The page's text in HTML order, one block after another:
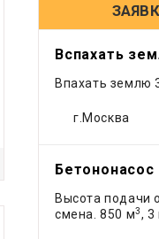
Лесовоз
Мини
Вспахать
Впахать землю
г.Москва
Бетононасос
Высота подачи
смена. 850 м3, 3